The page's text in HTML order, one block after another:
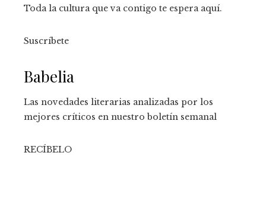
Toda la cultura que va contigo te espera aquí.
Suscríbete
Babelia
Las novedades literarias analizadas por los
mejores críticos en nuestro boletín semanal
RECÍBELO